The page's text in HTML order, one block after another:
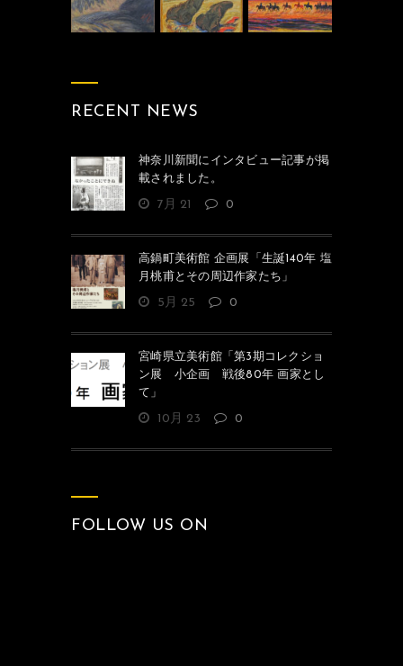
RECENT NEWS
神奈川新聞にインタビュー記事が掲
載されました。
7月 21 0
高鍋町美術館 企画展「生誕140年 塩
月桃甫とその周辺作家たち」
5月 25 0
宮崎県立美術館「第3期コレクショ
ン展 小企画 戦後80年 画家とし
て」
10月 23 0
FOLLOW US ON